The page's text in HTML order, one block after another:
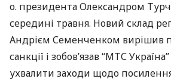
о. президента Олександром
середині травня. Новий склад
Андрієм Семенченком вирішив
санкції і зобов’язав “МТС
ухвалити заходи щодо